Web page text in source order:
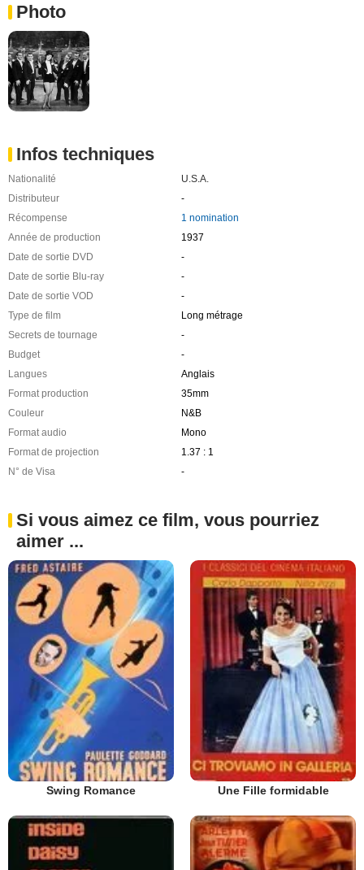
Photo
Infos techniques
Nationalité
U.S.A.
Distributeur
-
Récompense
1 nomination
Année de production
1937
Date de sortie DVD
-
Date de sortie Blu-ray
-
Date de sortie VOD
-
Type de film
Long métrage
Secrets de tournage
-
Budget
-
Langues
Anglais
Format production
35mm
Couleur
N&B
Format audio
Mono
Format de projection
1.37 : 1
N° de Visa
-
Si vous aimez ce film, vous pourriez
aimer ...
Swing Romance Une Fille formidable